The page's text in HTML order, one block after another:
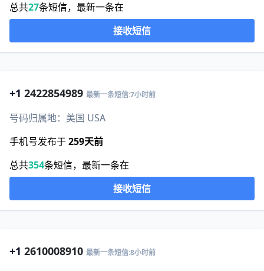
总共27条短信，最新一条在
接收短信
+1 2422854989 最新一条短信:7小时前
号码归属地：美国 USA
手机号发布于259天前
总共354条短信，最新一条在
接收短信
+1 2610008910 最新一条短信:8小时前